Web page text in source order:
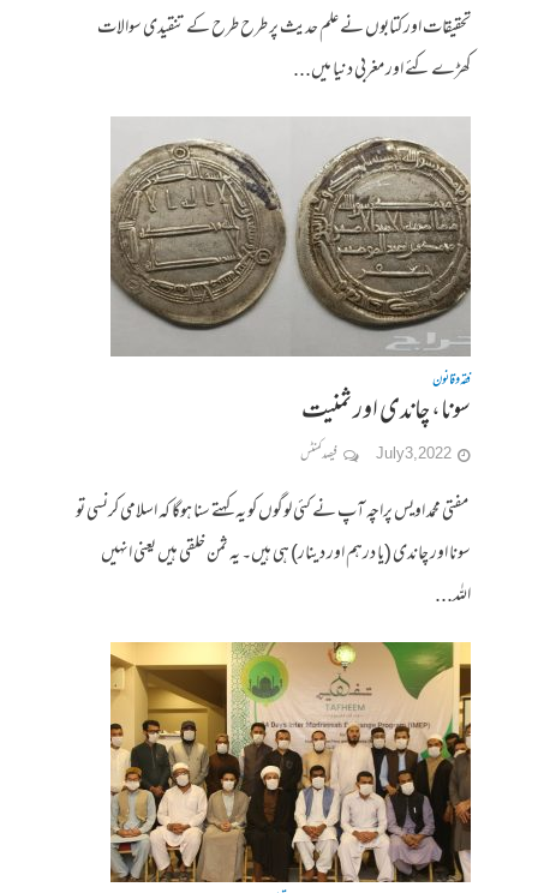
تحقیقات اور کتابوں نے علم حدیث پر طرح طرح کے تنقیدی سوالات
کھڑے کئے اور مغربی دنیا میں...
فقہ وقانون
سونا، چاندی اور ثمنیت
July 3, 2022 فیصد کمنٹس
مفتی محمد اویس پراچہ آپ نے کئی لوگوں کو یہ کہتے سنا ہوگا کہ اسلامی کرنسی تو
سونا اور چاندی (یا درہم اور دینار) ہی ہیں۔ یہ ثمن خلقی ہیں یعنی انہیں
اللہ...